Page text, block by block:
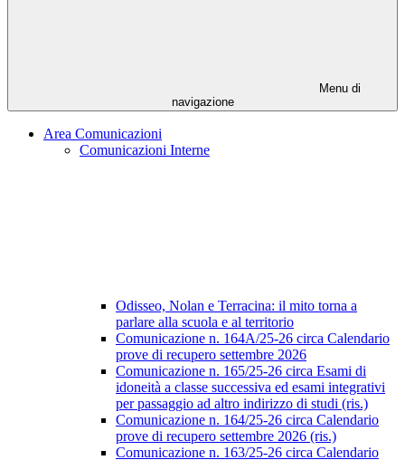
Menu di
navigazione
Area Comunicazioni
Comunicazioni Interne
Odisseo, Nolan e Terracina: il mito torna a
parlare alla scuola e al territorio
Comunicazione n. 164A/25-26 circa Calendario
prove di recupero settembre 2026
Comunicazione n. 165/25-26 circa Esami di
idoneità a classe successiva ed esami integrativi
per passaggio ad altro indirizzo di studi (ris.)
Comunicazione n. 164/25-26 circa Calendario
prove di recupero settembre 2026 (ris.)
Comunicazione n. 163/25-26 circa Calendario